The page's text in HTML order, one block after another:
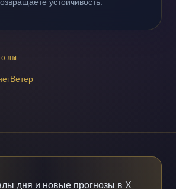
Ветер
дня и новые прогнозы в X